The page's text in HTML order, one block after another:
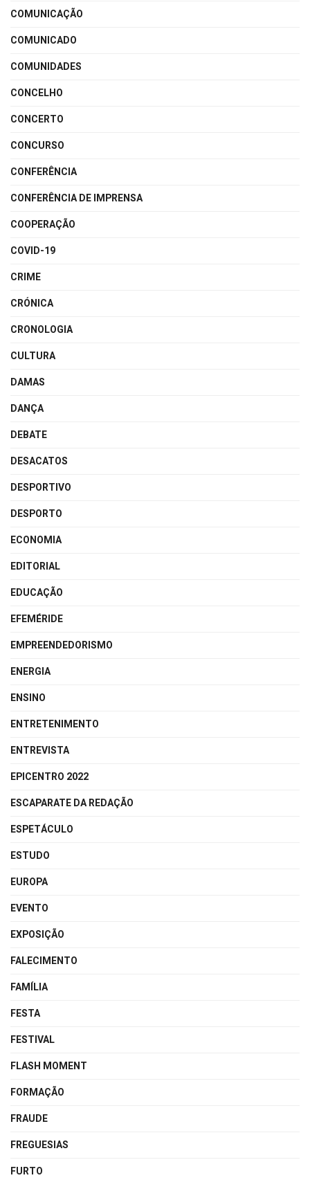
COMUNICAÇÃO
COMUNICADO
COMUNIDADES
CONCELHO
CONCERTO
CONCURSO
CONFERÊNCIA
CONFERÊNCIA DE IMPRENSA
COOPERAÇÃO
COVID-19
CRIME
CRÓNICA
CRONOLOGIA
CULTURA
DAMAS
DANÇA
DEBATE
DESACATOS
DESPORTIVO
DESPORTO
ECONOMIA
EDITORIAL
EDUCAÇÃO
EFEMÉRIDE
EMPREENDEDORISMO
ENERGIA
ENSINO
ENTRETENIMENTO
ENTREVISTA
EPICENTRO 2022
ESCAPARATE DA REDAÇÃO
ESPETÁCULO
ESTUDO
EUROPA
EVENTO
EXPOSIÇÃO
FALECIMENTO
FAMÍLIA
FESTA
FESTIVAL
FLASH MOMENT
FORMAÇÃO
FRAUDE
FREGUESIAS
FURTO